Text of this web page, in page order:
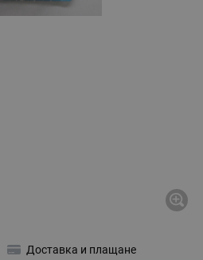
Доставка и плащане